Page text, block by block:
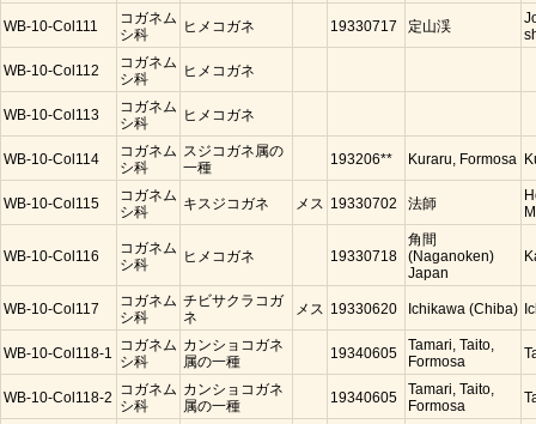
WB-10-Col111
コガネム
シ科
ヒメコガネ 19330717 定山渓
WB-10-Col112
コガネム
シ科
ヒメコガネ
WB-10-Col113
コガネム
シ科
ヒメコガネ
WB-10-Col114
コガネム
シ科
スジコガネ属の
一種
193206** Kuraru, Formosa
WB-10-Col115
コガネム
シ科
キスジコガネ メス 19330702 法師
WB-10-Col116
コガネム
シ科
ヒメコガネ 19330718
角間
(Naganoken)
Japan
WB-10-Col117
コガネム
シ科
チビサクラコガ
ネ
メス 19330620 Ichikawa (Chiba)
WB-10-Col118-1 コガネム
シ科
カンショコガネ
属の一種
19340605
Tamari, Taito,
Formosa
WB-10-Col118-2 コガネム
シ科
カンショコガネ
属の一種
19340605
Tamari, Taito,
Formosa